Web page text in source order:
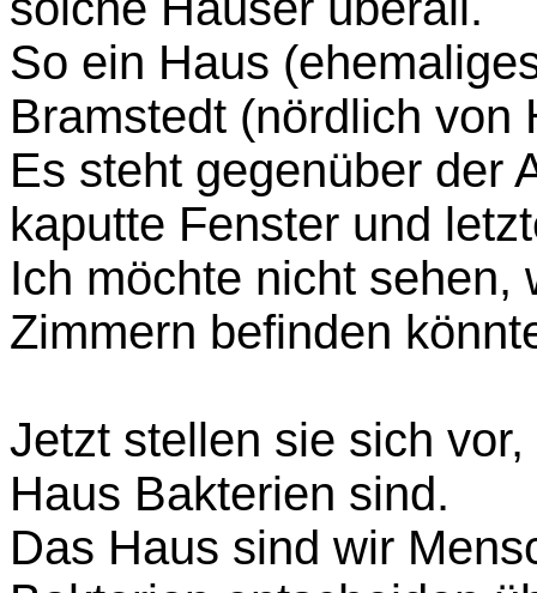
So ein Haus
Bramstedt (nördlich von
Es steht gegenüber der
kaputte Fenster und
Ich möchte nicht sehen,
Zimmern befinden
Jetzt stellen sie sich
Haus Bakterien sind.
Das Haus sind wir